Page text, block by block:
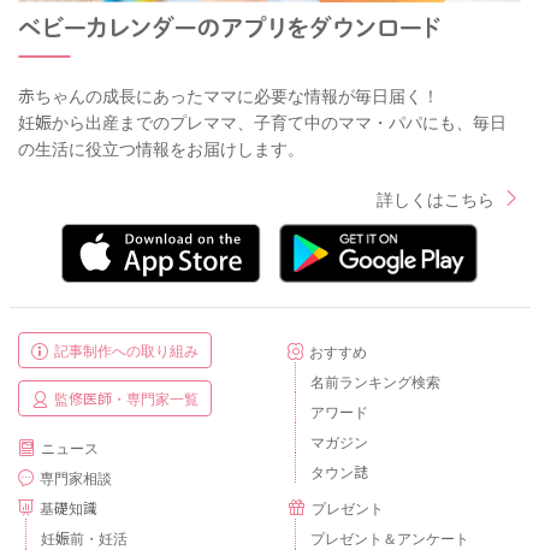
赤ちゃんの成長にあったママに必要な情報が毎日届く！
妊娠から出産までのプレママ、子育て中のママ・パパにも、毎日
の生活に役立つ情報をお届けします。
詳しくはこちら
記事制作への取り組み
監修医師・専門家一覧
ニュース
専門家相談
基礎知識
妊娠前・妊活
おすすめ
名前ランキング検索
アワード
マガジン
タウン誌
プレゼント
プレゼント＆アンケート